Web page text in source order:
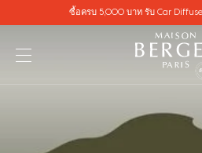
Go directly to content
ซื้อครบ 5,000 บาท รับ Car
เปิดเมนู